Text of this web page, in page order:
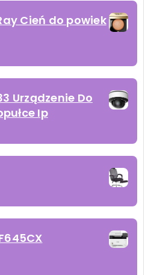
Cień do powiek
Urządzenie Do
Ip